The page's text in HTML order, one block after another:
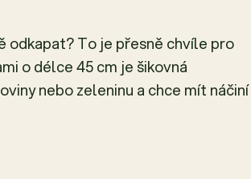
odkapat? To je přesně chvíle pro
o délce 45 cm je šikovná
nebo zeleninu a chce mít náčiní